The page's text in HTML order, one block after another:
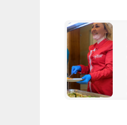
”
:
u
n